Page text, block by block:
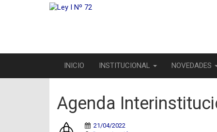
INICIO INSTITUCIONAL NOVEDADES
Agenda
21/04/2022